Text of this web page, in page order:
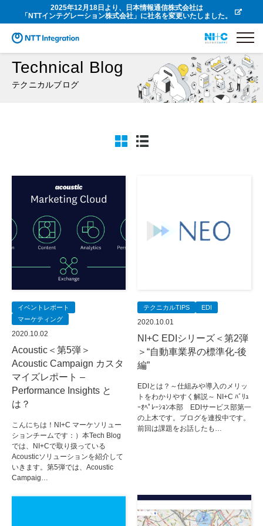
2025年12月18日より、日本情報通信株式会社は
「NTTインテグレーション株式会社」に社名を変更いたしました。
Technical Blog
テクニカルブログ
イベントレポート
マーケティング
2020.10.02
Acoustic＜第5弾＞
Acoustic Campaign カスタ
マイズレポート –
Performance Insights と
は？
こんにちは！NI+C マーケソリュー
ションチームです：）本Tech Blog
では、NI+Cで取り扱っている
Acousticソリューションを紹介して
いきます。第5弾では、Acoustic
Campaig…
テクニカルTIPS EDI
2020.10.01
NI+C EDIシリーズ＜第2弾
＞“自動車業界の標準化-後
編”
EDIとは？～仕組みや導入のメリッ
トをわかりやすく解説～ NI+C ﾊﾞﾘｭ
ｰｵﾍﾟﾚｰｼｮﾝ本部 EDIサービス部第一
の上木です。ブログを連投中です。
前回は課題をお話したも…